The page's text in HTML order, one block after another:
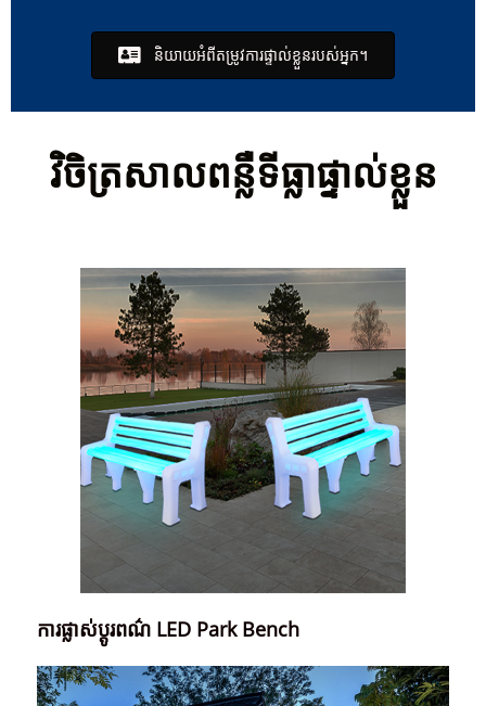
និយាយអំពីតម្រូវការផ្ទាល់ខ្លួនរបស់អ្នក។
វិចិត្រសាលពន្លឺទីធ្លាផ្ទាល់ខ្លួន
ការផ្លាស់ប្តូរពណ៌ LED Park Bench